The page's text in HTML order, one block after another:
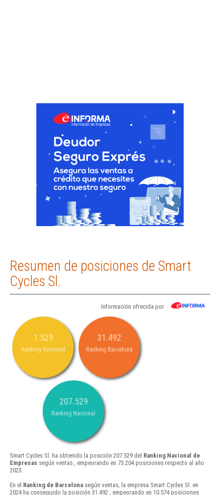
Resumen de posiciones de Smart
Cycles Sl.
Información ofrecida por
1.529
Ranking Sectorial
31.492
Ranking Barcelona
207.529
Ranking Nacional
Smart Cycles Sl. ha obtenido la posición 207.529 del Ranking Nacional de
Empresas según ventas , empeorando en 73.204 posiciones respecto al año
2023.
En el Ranking de Barcelona según ventas, la empresa Smart Cycles Sl. en
2024 ha conseguido la posición 31.492 , empeorando en 10.574 posiciones